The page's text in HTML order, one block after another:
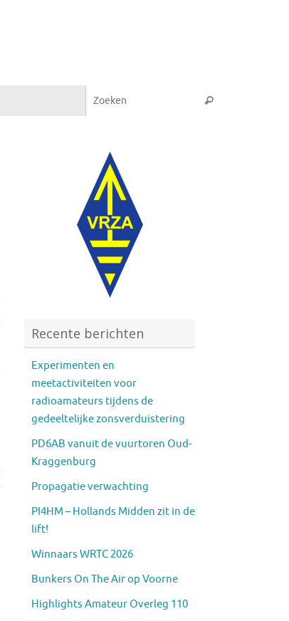
Zoeken
Recente berichten
Experimenten en
meetactiviteiten voor
radioamateurs tijdens de
gedeeltelijke zonsverduistering
PD6AB vanuit de vuurtoren Oud-
Kraggenburg
Propagatie verwachting
PI4HM – Hollands Midden zit in de
lift!
Winnaars WRTC 2026
Bunkers On The Air op Voorne
Highlights Amateur Overleg 110